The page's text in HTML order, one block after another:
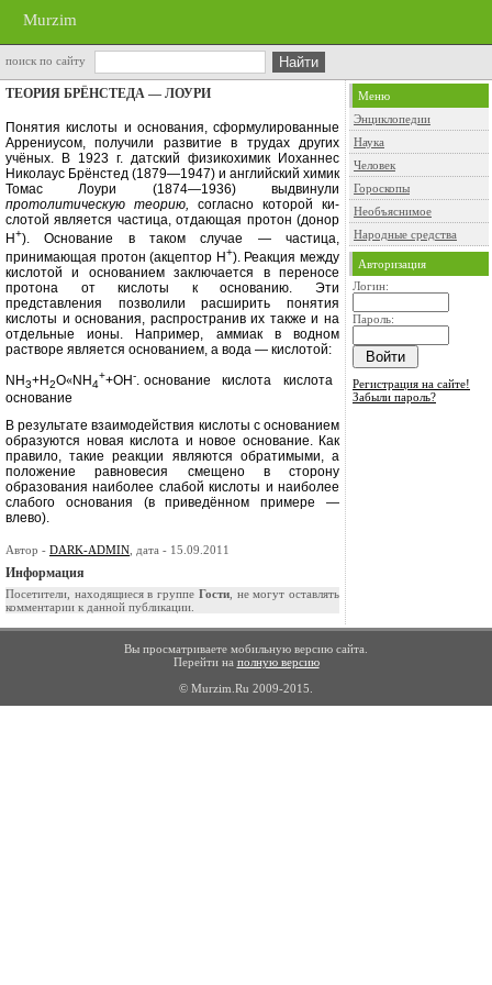
Murzim
поиск по сайту
ТЕОРИЯ БРЁНСТЕДА — ЛОУРИ
Понятия кислоты и основания, сфор­мулированные
Аррениусом, получили развитие в трудах других
учёных. В 1923 г. датский физикохимик Иоханнес
Николаус Брёнстед (1879—1947) и английский химик
Томас Лоури (1874—1936) выдвинули
протолитическую теорию, согласно которой ки­
слотой является частица, отдающая протон (донор
Н+). Основание в таком случае — частица,
принимающая про­тон (акцептор Н+). Реакция между
ки­слотой и основанием заключается в переносе
протона от кислоты к осно­ванию. Эти
представления позволили расширить понятия
кислоты и осно­вания, распространив их также и на
отдельные ионы. Например, аммиак в водном
растворе является основанием, а вода — кислотой:
NH3+H2O«NH4
++OH-. основание кислота
кислота
основание
В результате взаимодействия кис­лоты с основанием
образуются новая кислота и новое основание. Как
пра­вило, такие реакции являются обра­тимыми, а
положение равновесия смещено в сторону
образования наи­более слабой кислоты и наиболее
слабого основания (в приведённом примере —
влево).
Автор - DARK-ADMIN , дата - 15.09.2011
Информация
Посетители, находящиеся в группе Гости, не могут оставлять
комментарии к данной публикации.
Меню
Энциклопедии
Наука
Человек
Гороскопы
Необъяснимое
Народные средства
Авторизация
Логин:
Пароль:
Регистрация на сайте!
Забыли пароль?
Вы просматриваете мобильную версию сайта.
Перейти на полную версию
© Murzim.Ru 2009-2015.